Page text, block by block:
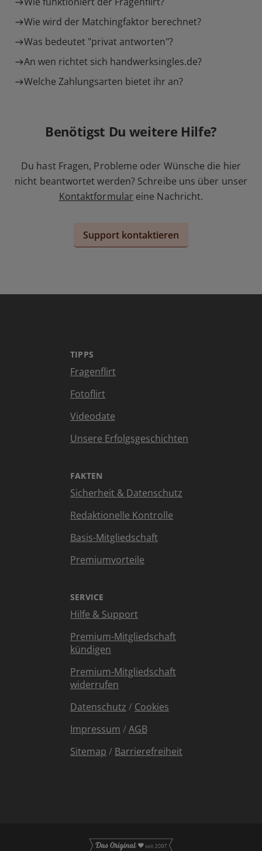
Wie wird der Matchingfaktor berechnet?
Was bedeutet "privat antworten"?
An wen richtet sich handwerksingles.de?
Welche Zahlungsarten bietet ihr an?
Benötigst Du weitere Hilfe?
Du hast Fragen, Probleme oder Wünsche die hier
nicht beantwortet werden? Schreibe uns über unser
Kontaktformular eine Nachricht.
Support kontaktieren
TIPPS
Fragenflirt
Fotoflirt
Videodate
Unsere Erfolgsgeschichten
FAKTEN
Sicherheit & Datenschutz
Redaktionelle Kontrolle
Basis-Mitgliedschaft
Premiumvorteile
SERVICE
Hilfe & Support
Premium-Mitgliedschaft
kündigen
Premium-Mitgliedschaft
widerrufen
Datenschutz / Cookies
Impressum /AGB
Sitemap / Barrierefreiheit